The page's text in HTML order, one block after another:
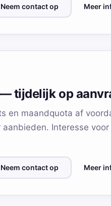
Neem contact op Meer
tijdelijk op
en maandquota af
Interesse
Neem contact op Meer